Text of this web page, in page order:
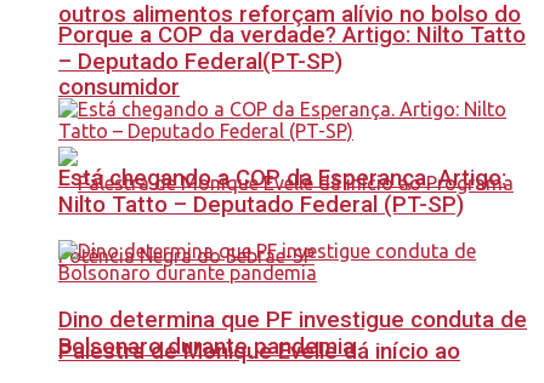
outros alimentos reforçam alívio no bolso do
consumidor
Palestra de Monique Evelle dá início ao
Porque a COP da verdade? Artigo: Nilto Tatto
– Deputado Federal(PT-SP)
Está chegando a COP da Esperança. Artigo:
Nilto Tatto – Deputado Federal (PT-SP)
Dino determina que PF investigue conduta de
Bolsonaro durante pandemia